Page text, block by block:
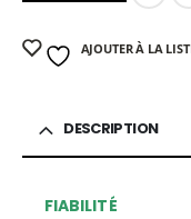
AJOUTER À LA
DESCRIPTION
FIABILITÉ